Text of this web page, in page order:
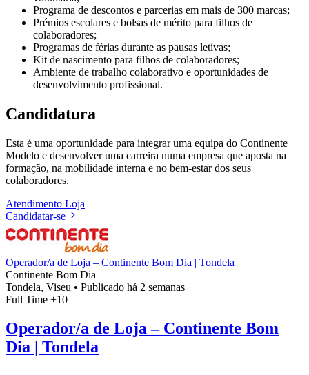
Programa de descontos e parcerias em mais de 300 marcas;
Prémios escolares e bolsas de mérito para filhos de
colaboradores;
Programas de férias durante as pausas letivas;
Kit de nascimento para filhos de colaboradores;
Ambiente de trabalho colaborativo e oportunidades de
desenvolvimento profissional.
Candidatura
Esta é uma oportunidade para integrar uma equipa do Continente
Modelo e desenvolver uma carreira numa empresa que aposta na
formação, na mobilidade interna e no bem-estar dos seus
colaboradores.
Atendimento Loja
Candidatar-se
Operador/a de Loja – Continente Bom Dia | Tondela
Continente Bom Dia
Tondela, Viseu • Publicado há 2 semanas
Full Time +10
Operador/a de Loja – Continente Bom
Dia | Tondela